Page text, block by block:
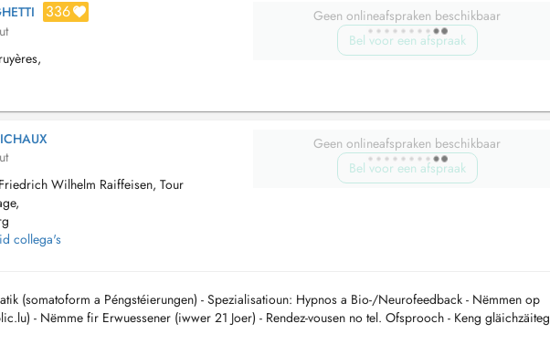
336
Geen onlineafspraken beschikbaar
Bel voor een afspraak
Wilhelm Raiffeisen, Tour
collega's
Geen onlineafspraken beschikbaar
Bel voor een afspraak
(somatoform a Péngstéierungen) - Spezialisatioun: Hypnos a Bio-/Neurofeedback - Nëmmen op
- Nëmme fir Erwuessener (iwwer 21 Joer) - Rendez-vousen no tel. Ofsprooch - Keng gläichzäiteg
- Keng Noutfall- od...